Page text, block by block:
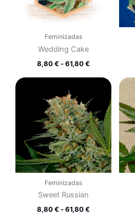
Feminizadas
Wedding Cake
8,80€ - 61,80€
Feminizadas
Sweet Russian
8,80€ - 61,80€
Rango
precios:
desde
8,80 €
hasta
61,80 €